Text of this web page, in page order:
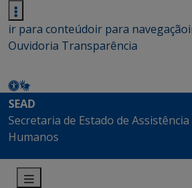
ir para conteúdoir para navegação
Ouvidoria Transparência
SEAD
Secretaria de Estado de
Humanos